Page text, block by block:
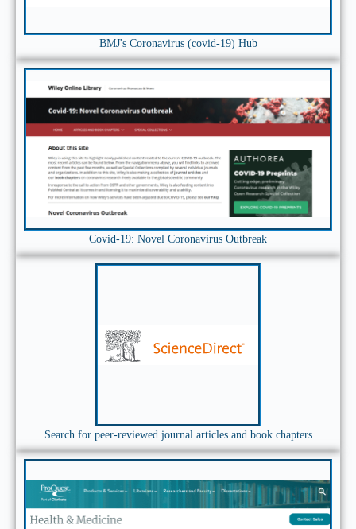
BMJ's Coronavirus (covid-19) Hub
Covid-19: Novel Coronavirus Outbreak
Search for peer-reviewed journal articles and book chapters